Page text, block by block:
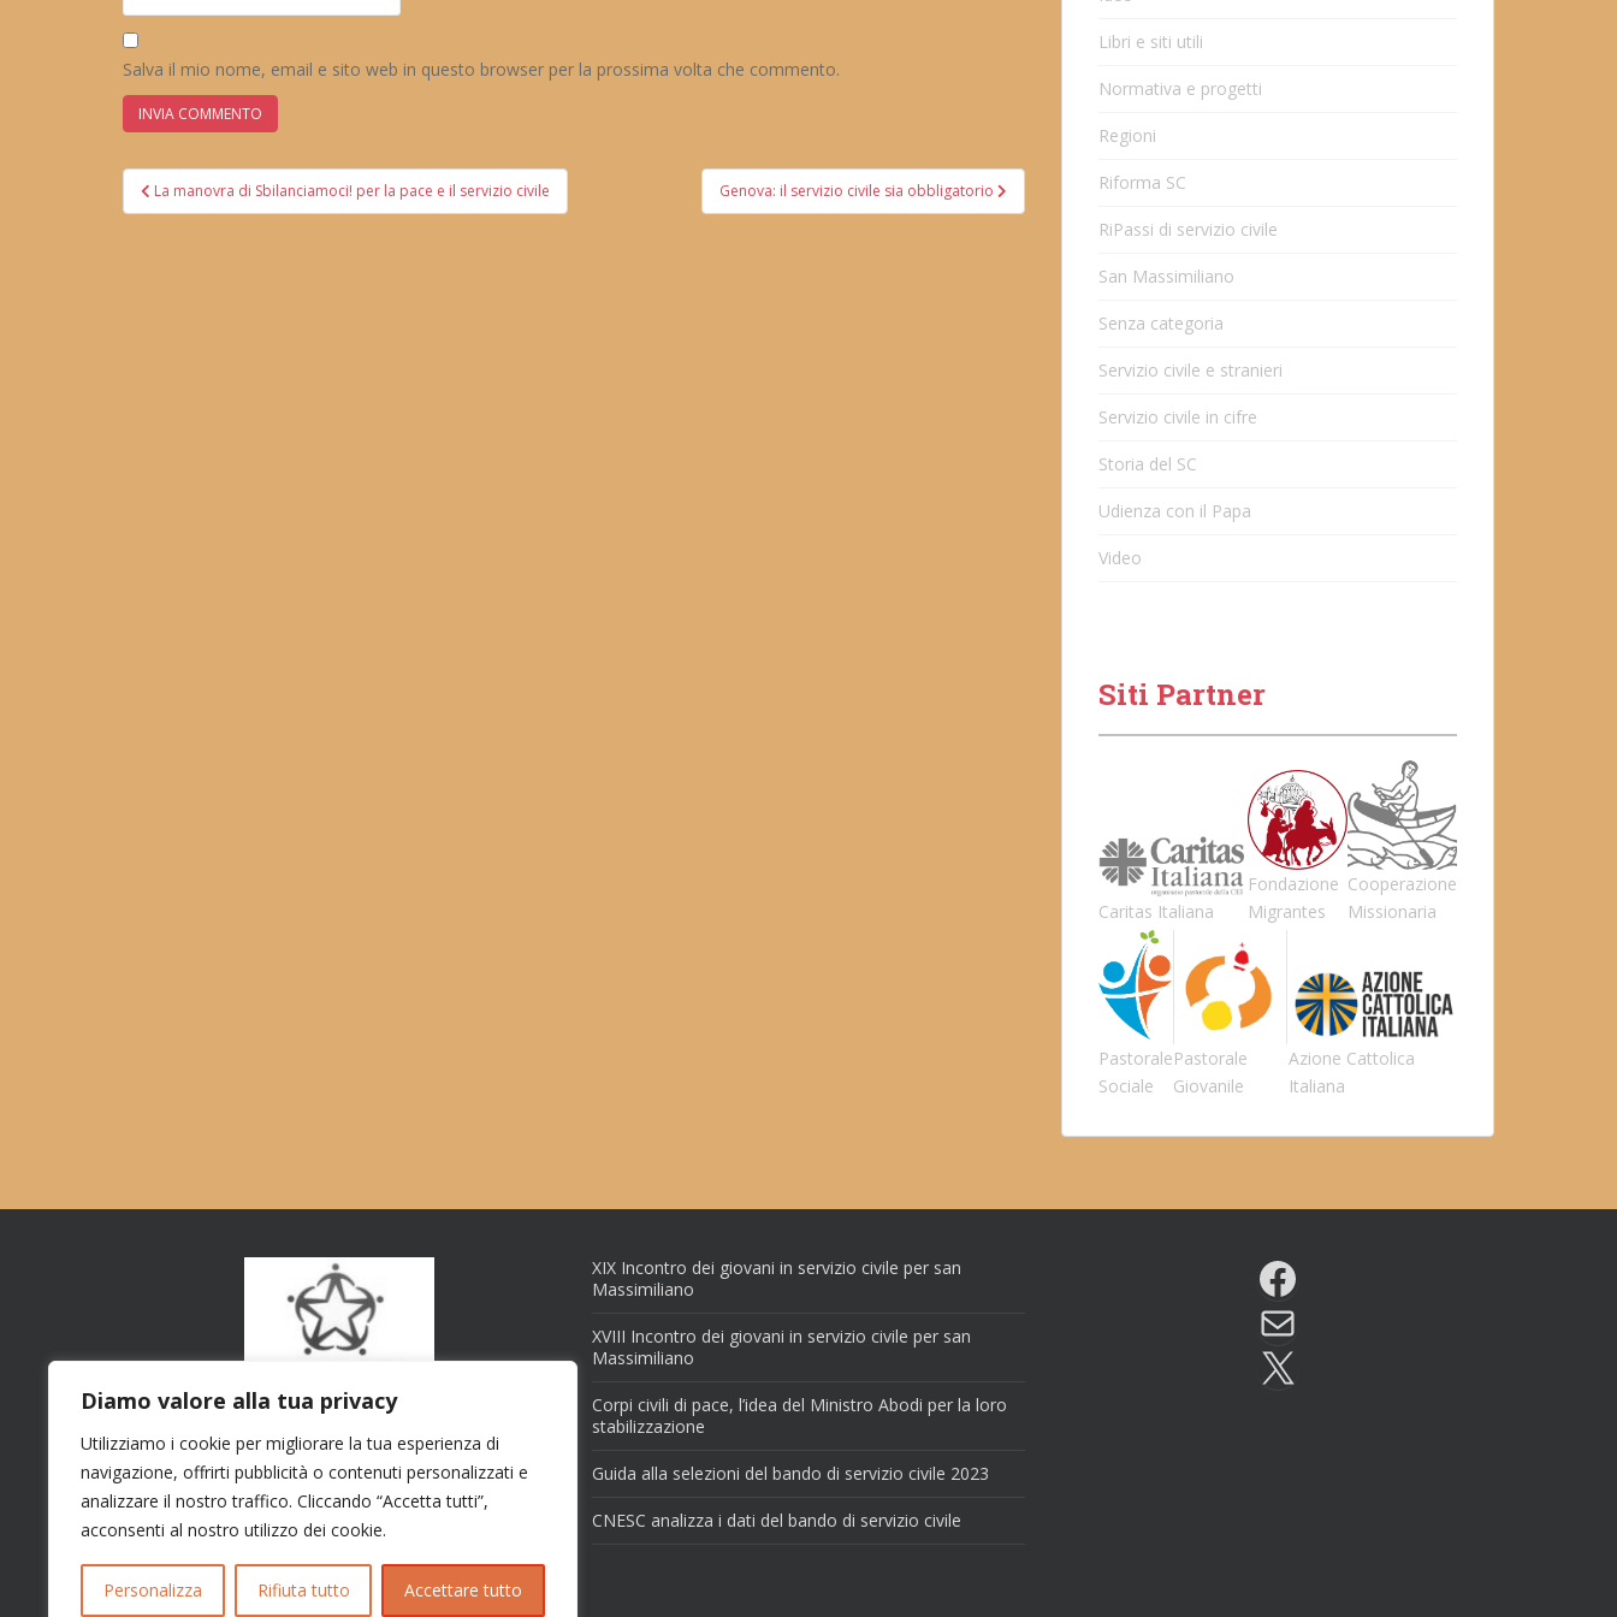
Diamo valore alla tua privacy
Utilizziamo i cookie per migliorare la tua esperienza di
navigazione, offrirti pubblicità o contenuti personalizzati e
analizzare il nostro traffico. Cliccando “Accetta tutti”,
acconsenti al nostro utilizzo dei cookie.
Personalizza Rifiuta tutto Accettare tutto
Salva il mio nome, email e sito web in questo browser per la prossima volta che commento.
Navigazione
articoli
La manovra di Sbilanciamoci! per la pace e il servizio civile Genova: il servizio civile sia obbligatorio
Libri e siti utili
Normativa e progetti
Regioni
Riforma SC
RiPassi di servizio civile
San Massimiliano
Senza categoria
Servizio civile e stranieri
Servizio civile in cifre
Storia del SC
Udienza con il Papa
Video
Siti Partner
Caritas Italiana
Fondazione
Migrantes
Cooperazione
Missionaria
Pastorale
Sociale
Pastorale
Giovanile
Azione Cattolica
Italiana
XIX Incontro dei giovani in servizio civile per san
Massimiliano
XVIII Incontro dei giovani in servizio civile per san
Massimiliano
Corpi civili di pace, l’idea del Ministro Abodi per la loro
stabilizzazione
Guida alla selezioni del bando di servizio civile 2023
CNESC analizza i dati del bando di servizio civile
Facebook
Email
X